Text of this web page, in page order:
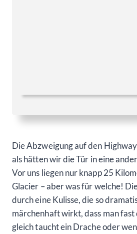
Die Abzweigung auf den
als hätten wir die Tür in eine
Vor uns liegen nur knapp 25
Glacier – aber was für welche!
durch eine Kulisse, die so
märchenhaft wirkt, dass man
gleich taucht ein Drache oder